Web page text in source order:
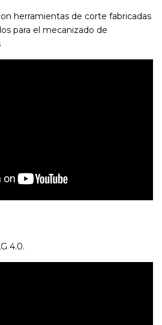
herramientas de corte fabricadas
para el mecanizado de
4.0.